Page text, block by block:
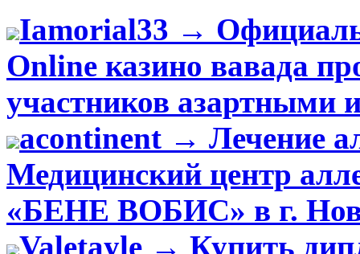
Iamorial33 →
Online казино вавада
участников азартными
acontinent → Лечение
Медицинский центр
«БЕНЕ ВОБИС» в г.
Valetayle → Купить